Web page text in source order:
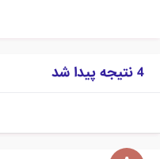
4 نتیجه پیدا شد